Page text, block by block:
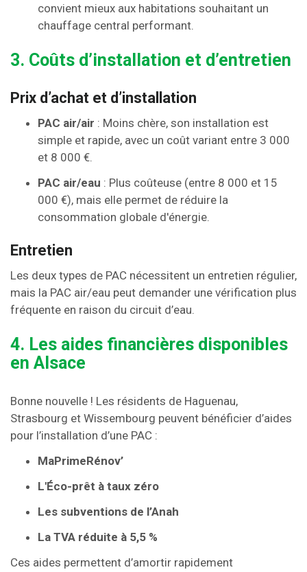
convient mieux aux habitations souhaitant un
chauffage central performant.
3. Coûts d’installation et d’entretien
Prix d’achat et d’installation
PAC air/air : Moins chère, son installation est
simple et rapide, avec un coût variant entre 3 000
et 8 000 €.
PAC air/eau : Plus coûteuse (entre 8 000 et 15
000 €), mais elle permet de réduire la
consommation globale d'énergie.
Entretien
Les deux types de PAC nécessitent un entretien régulier,
mais la PAC air/eau peut demander une vérification plus
fréquente en raison du circuit d’eau.
4. Les aides financières disponibles
en Alsace
Bonne nouvelle ! Les résidents de Haguenau,
Strasbourg et Wissembourg peuvent bénéficier d’aides
pour l’installation d’une PAC :
MaPrimeRénov’
L'Éco-prêt à taux zéro
Les subventions de l’Anah
La TVA réduite à 5,5 %
Ces aides permettent d’amortir rapidement